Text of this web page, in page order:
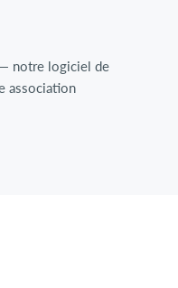
— notre logiciel de
association